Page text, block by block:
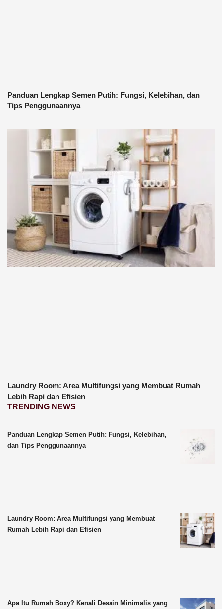
Panduan Lengkap Semen Putih: Fungsi, Kelebihan, dan
Tips Penggunaannya
Laundry Room: Area Multifungsi yang Membuat Rumah
Lebih Rapi dan Efisien
TRENDING NEWS
Panduan Lengkap Semen Putih: Fungsi, Kelebihan,
dan Tips Penggunaannya
Laundry Room: Area Multifungsi yang Membuat
Rumah Lebih Rapi dan Efisien
Apa Itu Rumah Boxy? Kenali Desain Minimalis yang